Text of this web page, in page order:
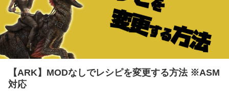
【ARK】MODなしでレシピを変更する方法 ※ASM
対応